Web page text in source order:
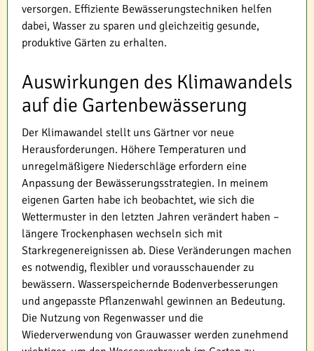
versorgen. Effiziente Bewässerungstechniken helfen
dabei, Wasser zu sparen und gleichzeitig gesunde,
produktive Gärten zu erhalten.
Auswirkungen des Klimawandels
auf die Gartenbewässerung
Der Klimawandel stellt uns Gärtner vor neue
Herausforderungen. Höhere Temperaturen und
unregelmäßigere Niederschläge erfordern eine
Anpassung der Bewässerungsstrategien. In meinem
eigenen Garten habe ich beobachtet, wie sich die
Wettermuster in den letzten Jahren verändert haben –
längere Trockenphasen wechseln sich mit
Starkregenereignissen ab. Diese Veränderungen machen
es notwendig, flexibler und vorausschauender zu
bewässern. Wasserspeichernde Bodenverbesserungen
und angepasste Pflanzenwahl gewinnen an Bedeutung.
Die Nutzung von Regenwasser und die
Wiederverwendung von Grauwasser werden zunehmend